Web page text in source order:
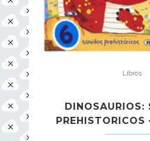
Libros
DINOSAURIOS:
PREHISTORICOS